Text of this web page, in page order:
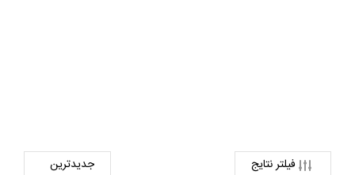
فیلتر نتایج